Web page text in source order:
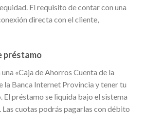
El requisito de contar con una
directa con el cliente,
préstamo
«Caja de Ahorros Cuenta de la
la Banca Internet Provincia y tener tu
préstamo se liquida bajo el sistema
cuotas podrás pagarlas con débito